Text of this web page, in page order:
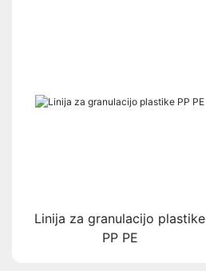
Linija za granulacijo plastike
PP PE